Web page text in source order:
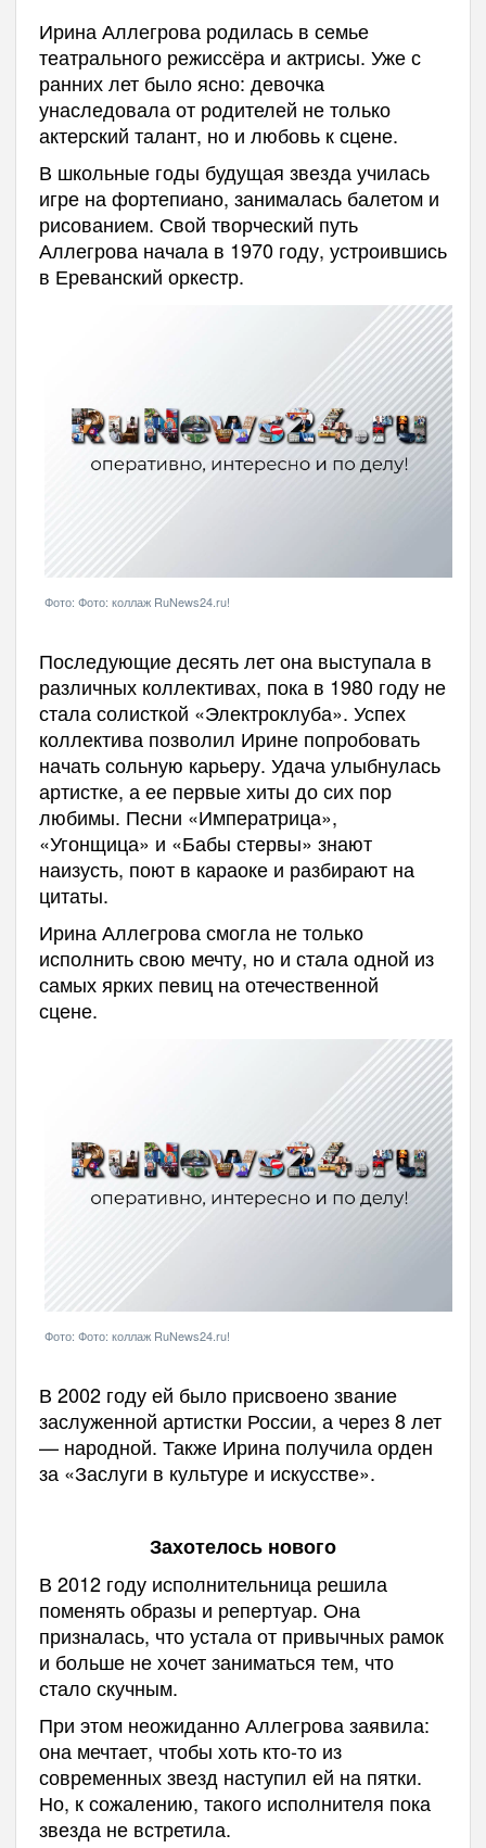
Ирина Аллегрова родилась в семье
театрального режиссёра и актрисы. Уже с
ранних лет было ясно: девочка
унаследовала от родителей не только
актерский талант, но и любовь к сцене.
В школьные годы будущая звезда училась
игре на фортепиано, занималась балетом и
рисованием. Свой творческий путь
Аллегрова начала в 1970 году, устроившись
в Ереванский оркестр.
Фото: Фото: коллаж RuNews24.ru!
Последующие десять лет она выступала в
различных коллективах, пока в 1980 году не
стала солисткой «Электроклуба». Успех
коллектива позволил Ирине попробовать
начать сольную карьеру. Удача улыбнулась
артистке, а ее первые хиты до сих пор
любимы. Песни «Императрица»,
«Угонщица» и «Бабы стервы» знают
наизусть, поют в караоке и разбирают на
цитаты.
Ирина Аллегрова смогла не только
исполнить свою мечту, но и стала одной из
самых ярких певиц на отечественной
сцене.
Фото: Фото: коллаж RuNews24.ru!
В 2002 году ей было присвоено звание
заслуженной артистки России, а через 8 лет
— народной. Также Ирина получила орден
за «Заслуги в культуре и искусстве».
Захотелось нового
В 2012 году исполнительница решила
поменять образы и репертуар. Она
призналась, что устала от привычных рамок
и больше не хочет заниматься тем, что
стало скучным.
При этом неожиданно Аллегрова заявила:
она мечтает, чтобы хоть кто-то из
современных звезд наступил ей на пятки.
Но, к сожалению, такого исполнителя пока
звезда не встретила.